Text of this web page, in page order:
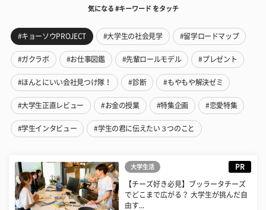
気になる #キーワード をタッチ
#キョーソウPROJECT #大学生の社会見学 #留学ロードマップ
#ガクラボ #お仕事図鑑 #先輩ロールモデル #プレゼント
#ほんとにいい会社見つけ隊！ #診断 #もやもや解決ゼミ
#大学生正直レビュー #お金の授業 #特集企画 #恋愛特集
#学生インタビュー #学生の君に伝えたい３つのこと
大学生活 PR
【チーズ好き必見】ブッラータチーズ
でどこまで広がる？ 大学生が挑んだ自
由す...